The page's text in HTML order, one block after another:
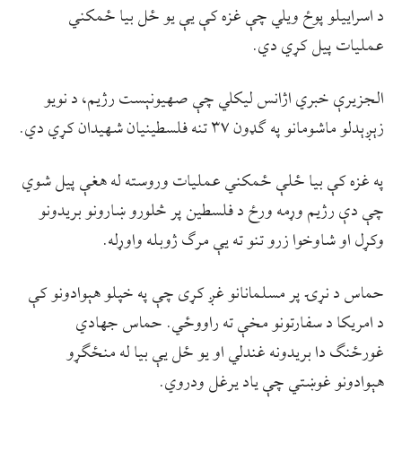
د اسراییلو پوځ ویلي چې غزه کې یې یو ځل بیا ځمکني
عملیات پیل کړي دي.
الجزیرې خبري اژانس لیکلي چې صهیونېست رژیم، د نویو
زېږېدلو ماشومانو په ګډون ۳۷ تنه فلسطینیان شهیدان کړي دي.
په غزه کې بیا ځلې ځمکني عملیات وروسته له هغې پیل شوي
چې دې رژیم وړمه ورځ د فلسطین پر څلورو ښارونو بریدونو
وکړل او شاوخوا زرو تنو ته یې مرګ ژوبله واوړله.
حماس د نړۍ پر مسلمانانو غږ کړی چې په خپلو هېوادونو کې
د امریکا د سفارتونو مخې ته راووځي. حماس جهادي
غورځنګ دا بریدونه غندلي او یو ځل یې بیا له منځګړو
هېوادونو غوښتي چې یاد یرغل ودروي.